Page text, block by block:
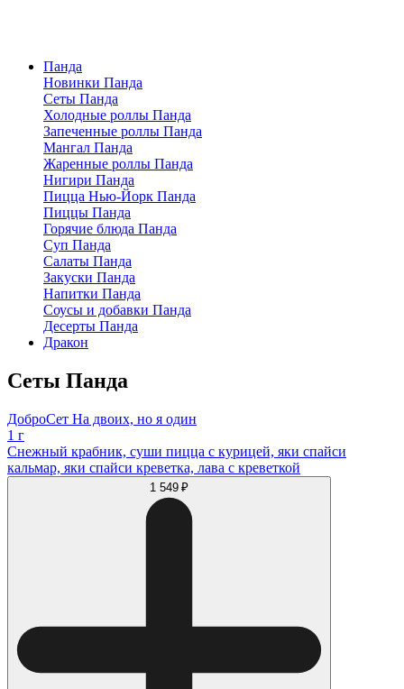
Панда
Новинки Панда
Сеты Панда
Холодные роллы Панда
Запеченные роллы Панда
Мангал Панда
Жаренные роллы Панда
Нигири Панда
Пицца Нью-Йорк Панда
Пиццы Панда
Горячие блюда Панда
Суп Панда
Салаты Панда
Закуски Панда
Напитки Панда
Соусы и добавки Панда
Десерты Панда
Дракон
Сеты Панда
ДоброСет На двоих, но я один
1 г
Снежный крабник, суши пицца с курицей, яки спайси
кальмар, яки спайси креветка, лава с креветкой
1 549 ₽